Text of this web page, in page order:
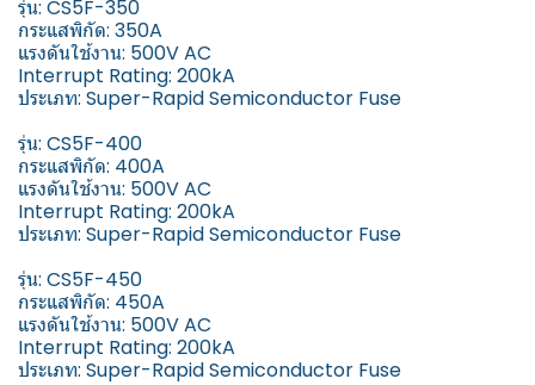
รุ่น: CS5F-350
กระแสพิกัด: 350A
แรงดันใช้งาน: 500V AC
Interrupt Rating: 200kA
ประเภท: Super-Rapid Semiconductor Fuse
รุ่น: CS5F-400
กระแสพิกัด: 400A
แรงดันใช้งาน: 500V AC
Interrupt Rating: 200kA
ประเภท: Super-Rapid Semiconductor Fuse
รุ่น: CS5F-450
กระแสพิกัด: 450A
แรงดันใช้งาน: 500V AC
Interrupt Rating: 200kA
ประเภท: Super-Rapid Semiconductor Fuse